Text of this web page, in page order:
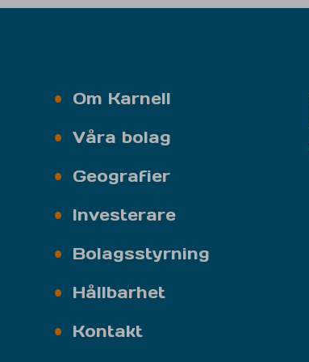
Om Karnell
Våra bolag
Geografier
Investerare
Bolagsstyrning
Hållbarhet
Kontakt